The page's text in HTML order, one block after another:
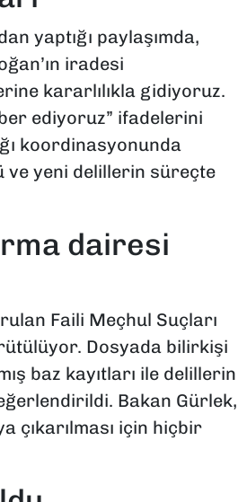
yaptığı paylaşımda,
iradesi
kararlılıkla gidiyoruz.
ediyoruz” ifadelerini
koordinasyonunda
yeni delillerin süreçte
dairesi
Faili Meçhul Suçları
Dosyada bilirkişi
baz kayıtları ile delillerin
Bakan Gürlek,
çıkarılması için hiçbir